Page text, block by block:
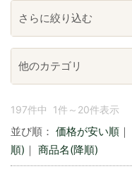
197件中 1件～20件表示
並び順： 価格が安い順 ｜
順) ｜ 商品名(降順)
さらに絞り込む
他のカテゴリ